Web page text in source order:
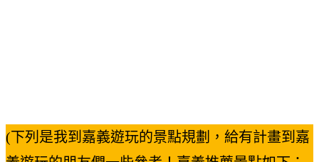
(下列是我到嘉義遊玩的景點規劃，給有計畫到嘉